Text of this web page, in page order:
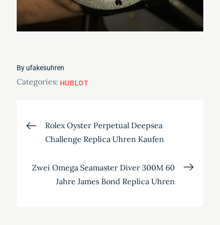
By ufakesuhren
Categories: HUBLOT
Beitragsnavigation
Rolex Oyster Perpetual Deepsea
Challenge Replica Uhren Kaufen
Zwei Omega Seamaster Diver 300M 60
Jahre James Bond Replica Uhren